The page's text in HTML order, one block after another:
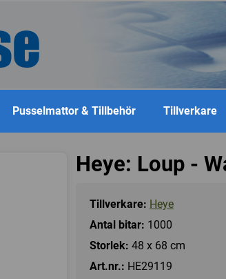
Pusselmattor & Tillbehör Tillverkare
Heye: Loup -
Tillverkare: Heye
Antal bitar: 1000
Storlek: 48 x 68 cm
Art.nr.: HE29119